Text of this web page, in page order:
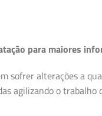
para maiores
sofrer alterações a
agilizando o trabalho